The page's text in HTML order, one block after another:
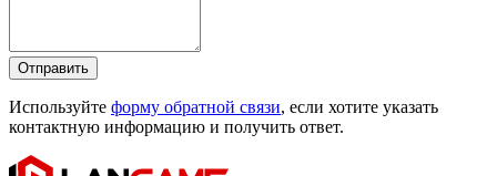
Отправить
Используйте форму обратной связи, если хотите указать
контактную информацию и получить ответ.